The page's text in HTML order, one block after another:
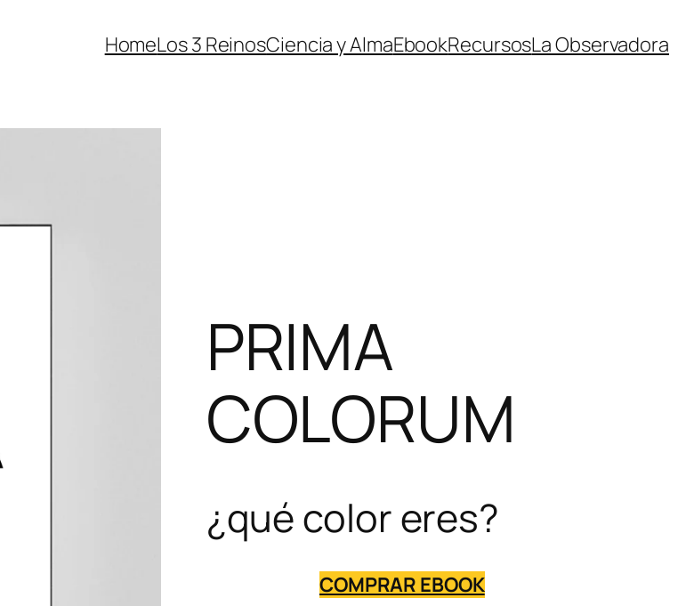
HomeLos 3 ReinosCiencia y AlmaEbookRecursosLa Observadora
PRIMA
COLORUM
¿qué color eres?
COMPRAR EBOOK